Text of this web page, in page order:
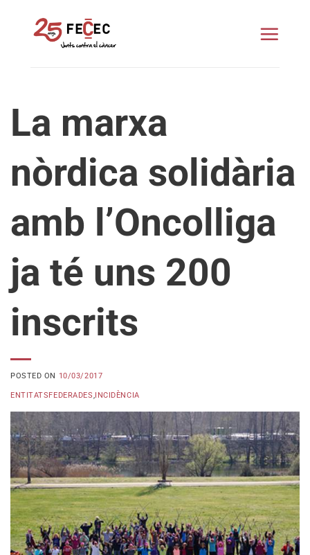
La marxa
nòrdica solidària
amb l’Oncolliga
ja té uns 200
inscrits
POSTED ON 10/03/2017
ENTITATSFEDERADES,INCIDÈNCIA